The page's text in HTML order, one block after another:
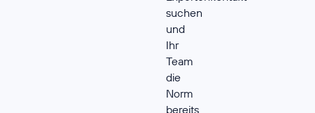
suchen
und
Ihr
Team
die
Norm
bereits